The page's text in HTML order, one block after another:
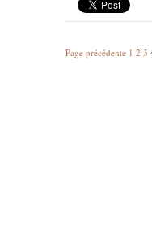
Page précédente 1 2 3